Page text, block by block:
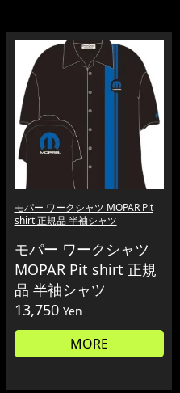
モパー ワークシャツ MOPAR Pit
shirt 正規品 半袖シャツ
モパー ワークシャツ
MOPAR Pit shirt 正規
品 半袖シャツ
13,750 Yen
MORE